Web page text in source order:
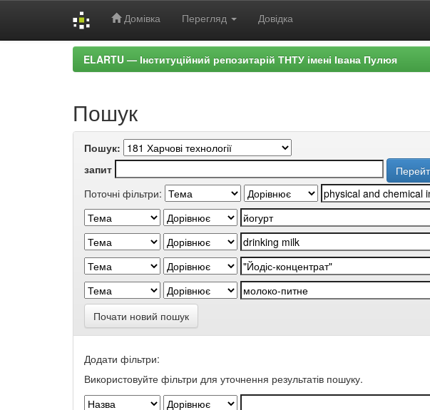
Домівка Перегляд Довідка
ELARTU — Інституційний репозитарій ТНТУ імені Івана Пулюя
Пошук
Пошук:
запит
Поточні фільтри:
Почати новий пошук
Додати фільтри:
Використовуйте фільтри для уточнення результатів пошуку.